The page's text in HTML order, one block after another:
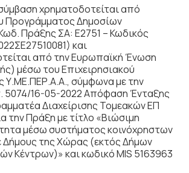
χρηματοδοτείται από
Προγράμματος Δημοσίων
Πράξης ΣΑ: Ε2751 – Κωδικός
και
από την Ευρωπαϊκή Ένωση
μέσω του Επιχειρησιακού
Υ.ΜΕ.ΠΕΡ.Α.Α., σύμφωνα με την
5074/16-05-2022 Απόφαση Ένταξης
Διαχείρισης Τομεακών ΕΠ
την Πράξη με τίτλο «Βιώσιμη
μέσω συστήματος κοινόχρηστων
της Χώρας (εκτός Δήμων
Κέντρων)» και κωδικό MIS 5163963